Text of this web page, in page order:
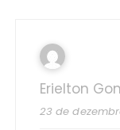
Erielton
23 de